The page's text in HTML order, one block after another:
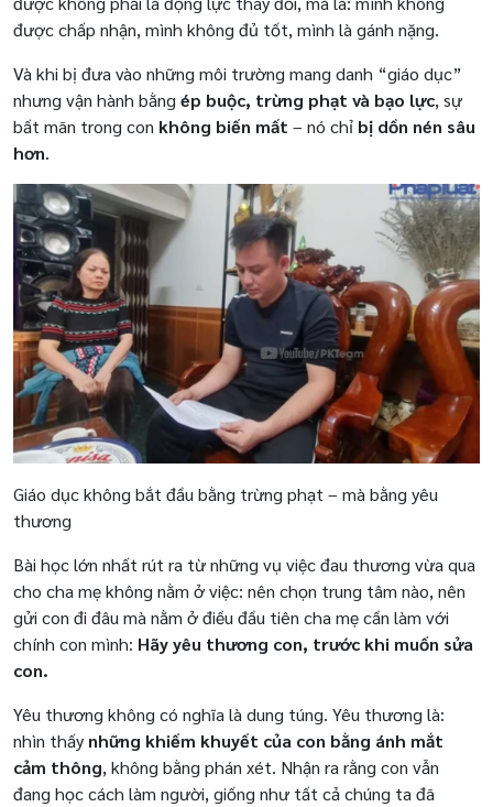
được chấp nhận, mình không đủ tốt, mình là gánh nặng.
Và khi bị đưa vào những môi trường mang danh “giáo dục”
nhưng vận hành bằng ép buộc, trừng phạt và bạo lực, sự
bất mãn trong con không biến mất – nó chỉ bị dồn nén sâu
hơn.
Giáo dục không bắt đầu bằng trừng phạt – mà bằng yêu
thương
Bài học lớn nhất rút ra từ những vụ việc đau thương vừa qua
cho cha mẹ không nằm ở việc: nên chọn trung tâm nào, nên
gửi con đi đâu mà nằm ở điều đầu tiên cha mẹ cần làm với
chính con mình: Hãy yêu thương con, trước khi muốn sửa
con.
Yêu thương không có nghĩa là dung túng. Yêu thương là:
nhìn thấy những khiếm khuyết của con bằng ánh mắt
cảm thông, không bằng phán xét. Nhận ra rằng con vẫn
đang học cách làm người, giống như tất cả chúng ta đã